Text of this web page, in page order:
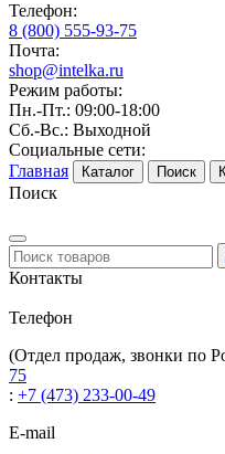
Телефон:
8 (800) 555-93-75
Почта:
shop@intelka.ru
Режим работы:
Пн.-Пт.: 09:00-18:00
Сб.-Вс.: Выходной
Социальные сети:
Главная
Каталог Поиск
Поиск
Контакты
Телефон
(Отдел продаж, звонки по
75
: +7 (473) 233-00-49
E-mail